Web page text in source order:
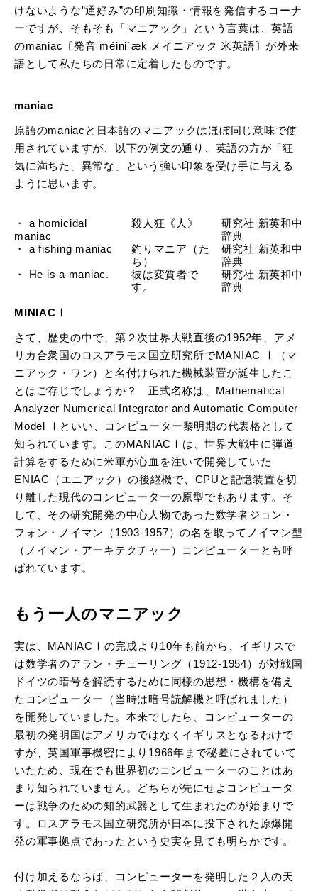
けないような”通好み”の印刷知識・情報を発信するコーナ
ーですが、そもそも「マニアック」という言葉は、英語
のmaniac〔発音 méini`æk メイニアック 米英語〕が外来
語として私たちの日常に定着したものです。
maniac
原語のmaniacと日本語のマニアックはほぼ同じ意味で使
用されていますが、以下の例文の通り、英語の方が「狂
気に満ちた、異常な」という強い印象を受け手に与える
ように思います。
・ a homicidal
maniac
殺人狂《人》
研究社 新英和中
辞典
・ a fishing maniac
釣りマニア（た
ち）
研究社 新英和中
辞典
・ He is a maniac.
彼は変質者で
す。
研究社 新英和中
辞典
MINIACⅠ
さて、歴史の中で、第２次世界大戦直後の1952年、アメ
リカ合衆国のロスアラモス国立研究所でMANIAC Ⅰ（マ
ニアック・ワン）と名付けられた機械装置が誕生したこ
とはご存じでしょうか？ 正式名称は、Mathematical
Analyzer Numerical Integrator and Automatic Computer
Model Ⅰといい、コンピューター黎明期の代表格として
知られています。このMANIACⅠは、世界大戦中に弾道
計算をするために米軍が心血を注いで開発していた
ENIAC（エニアック）の後継機で、CPUと記憶装置を切
り離した現代のコンピューターの原型でもあります。そ
して、その研究開発の中心人物であった数学者ジョン・
フォン・ノイマン（1903-1957）の名を取ってノイマン型
（ノイマン・アーキテクチャー）コンピューターとも呼
ばれています。
もう一人のマニアック
実は、MANIACⅠの完成より10年も前から、イギリスで
は数学者のアラン・チューリング（1912-1954）が対戦国
ドイツの暗号を解読するために同様の思想・機構を備え
たコンピューター（当時は暗号読解機と呼ばれました）
を開発していました。本来でしたら、コンピューターの
最初の発明国はアメリカではなくイギリスとなるわけで
すが、英国軍事機密により1966年まで秘匿にされていて
いたため、現在でも世界初のコンピューターのことはあ
まり知られていません。どちらが先にせよコンピュータ
ーは戦争のための知的武器として生まれたのが始まりで
す。ロスアラモス国立研究所が日本に投下された原爆開
発の軍事拠点であったという史実を見ても明らかです。
付け加えるならば、コンピューターを発明した２人の天